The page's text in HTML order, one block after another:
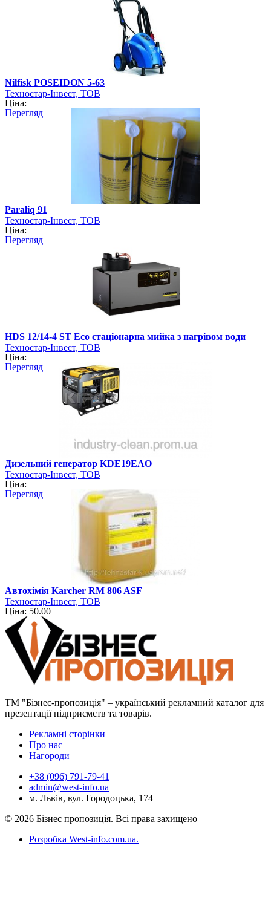
Nilfisk POSEIDON 5-63
Техностар-Інвест, ТОВ
Ціна:
Перегляд
Paraliq 91
Техностар-Інвест, ТОВ
Ціна:
Перегляд
HDS 12/14-4 ST Eco стаціонарна мийка з нагрівом води
Техностар-Інвест, ТОВ
Ціна:
Перегляд
Дизельний генератор KDE19EAO
Техностар-Інвест, ТОВ
Ціна:
Перегляд
Автохімія Karcher RM 806 ASF
Техностар-Інвест, ТОВ
Ціна: 50.00
ТМ "Бізнес-пропозиція" – український рекламний каталог для
презентації підприємств та товарів.
Рекламні сторінки
Про нас
Нагороди
+38 (096) 791-79-41
admin@west-info.ua
м. Львів, вул. Городоцька, 174
© 2026 Бізнес пропозиція. Всі права захищено
Розробка West-info.com.ua.